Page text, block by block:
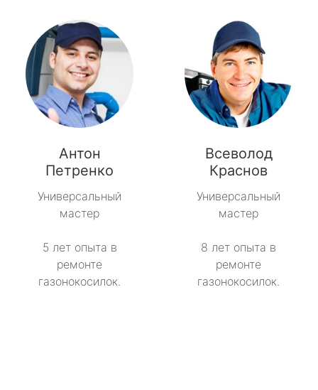
Антон
Петренко
Универсальный
мастер
5 лет опыта в
ремонте
газонокосилок.
Всеволод
Краснов
Универсальный
мастер
8 лет опыта в
ремонте
газонокосилок.